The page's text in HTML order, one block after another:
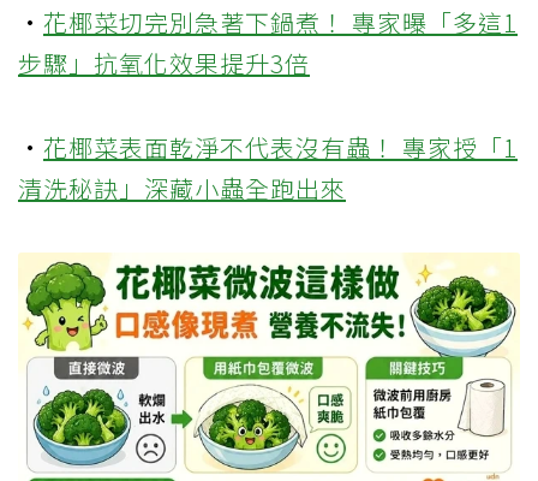
· 花椰菜切完別急著下鍋煮！ 專家曝「多這1
步驟」抗氧化效果提升3倍
· 花椰菜表面乾淨不代表沒有蟲！ 專家授「1
清洗秘訣」深藏小蟲全跑出來